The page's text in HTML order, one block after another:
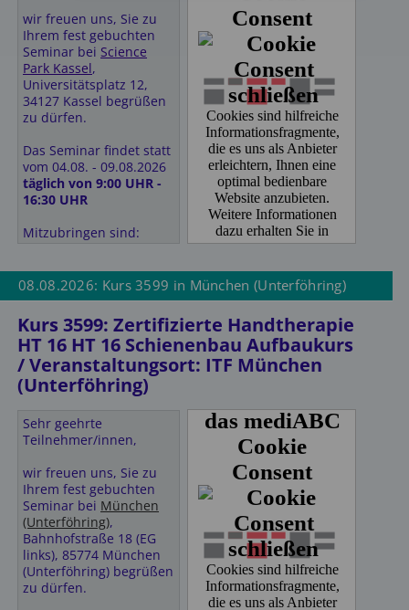
wir freuen uns, Sie zu
Ihrem fest gebuchten
Seminar bei Science
Park Kassel,
Universitätsplatz 12,
34127 Kassel begrüßen
zu dürfen.
Das Seminar findet statt
vom 04.08. - 09.08.2026
täglich von 9:00 UHR -
16:30 UHR
Mitzubringen sind:
• Kajalstifte (2-3
verschiedene Farben)
• Feuchttücher
•Auffrischung der
anatomischen
Kenntnisse im Bereich
Ellenbogen und Schulter
• Schreibutensilien
Freundliche Grüße,
Ihr ITF Team
Unterkünfte vor Ort:
Novostar Hotel Kassel
Holländische Str. 27
34127 Kassel
Telefon: 0561807690
08.08.2026: Kurs 3599 in München (Unterföhring)
Kurs 3599: Zertifizierte Handtherapie
HT 16 HT 16 Schienenbau Aufbaukurs
/ Veranstaltungsort: ITF München
(Unterföhring)
Sehr geehrte
Teilnehmer/innen,
wir freuen uns, Sie zu
Ihrem fest gebuchten
Seminar bei München
(Unterföhring),
Bahnhofstraße 18 (EG
links), 85774 München
(Unterföhring) begrüßen
zu dürfen.